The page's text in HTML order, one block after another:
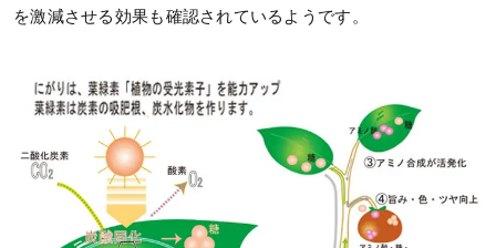
を激減させる効果も確認されているようです。